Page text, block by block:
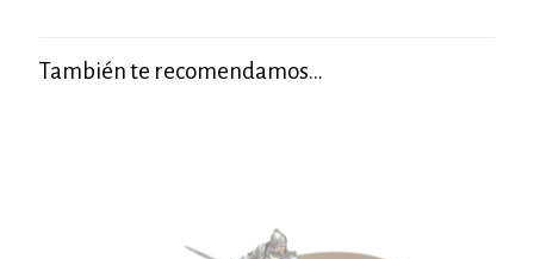
También te recomendamos…